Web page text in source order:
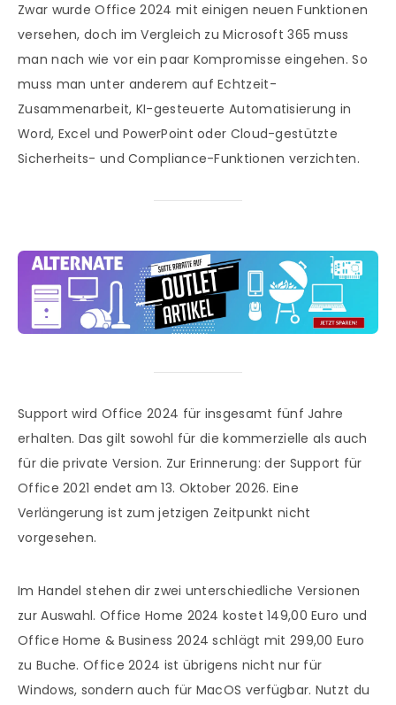
Zwar wurde Office 2024 mit einigen neuen Funktionen
versehen, doch im Vergleich zu Microsoft 365 muss
man nach wie vor ein paar Kompromisse eingehen. So
muss man unter anderem auf Echtzeit-
Zusammenarbeit, KI-gesteuerte Automatisierung in
Word, Excel und PowerPoint oder Cloud-gestützte
Sicherheits- und Compliance-Funktionen verzichten.
Support wird Office 2024 für insgesamt fünf Jahre
erhalten. Das gilt sowohl für die kommerzielle als auch
für die private Version. Zur Erinnerung: der Support für
Office 2021 endet am 13. Oktober 2026. Eine
Verlängerung ist zum jetzigen Zeitpunkt nicht
vorgesehen.
Im Handel stehen dir zwei unterschiedliche Versionen
zur Auswahl. Office Home 2024 kostet 149,00 Euro und
Office Home & Business 2024 schlägt mit 299,00 Euro
zu Buche. Office 2024 ist übrigens nicht nur für
Windows, sondern auch für MacOS verfügbar. Nutzt du